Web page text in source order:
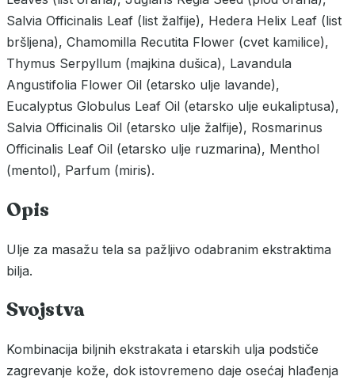
Salvia Officinalis Leaf (list žalfije), Hedera Helix Leaf (list
bršljena), Chamomilla Recutita Flower (cvet kamilice),
Thymus Serpyllum (majkina dušica), Lavandula
Angustifolia Flower Oil (etarsko ulje lavande),
Eucalyptus Globulus Leaf Oil (etarsko ulje eukaliptusa),
Salvia Officinalis Oil (etarsko ulje žalfije), Rosmarinus
Officinalis Leaf Oil (etarsko ulje ruzmarina), Menthol
(mentol), Parfum (miris).
Opis
Ulje za masažu tela sa pažljivo odabranim ekstraktima
bilja.
Svojstva
Kombinacija biljnih ekstrakata i etarskih ulja podstiče
zagrevanje kože, dok istovremeno daje osećaj hlađenja